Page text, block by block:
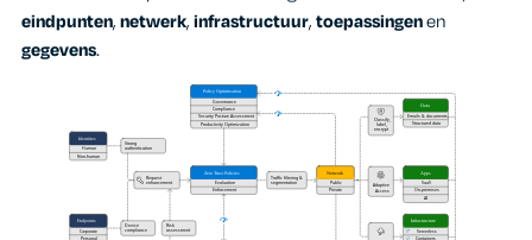
eindpunten,netwerk,infrastructuur,toepassingenen
gegevens.